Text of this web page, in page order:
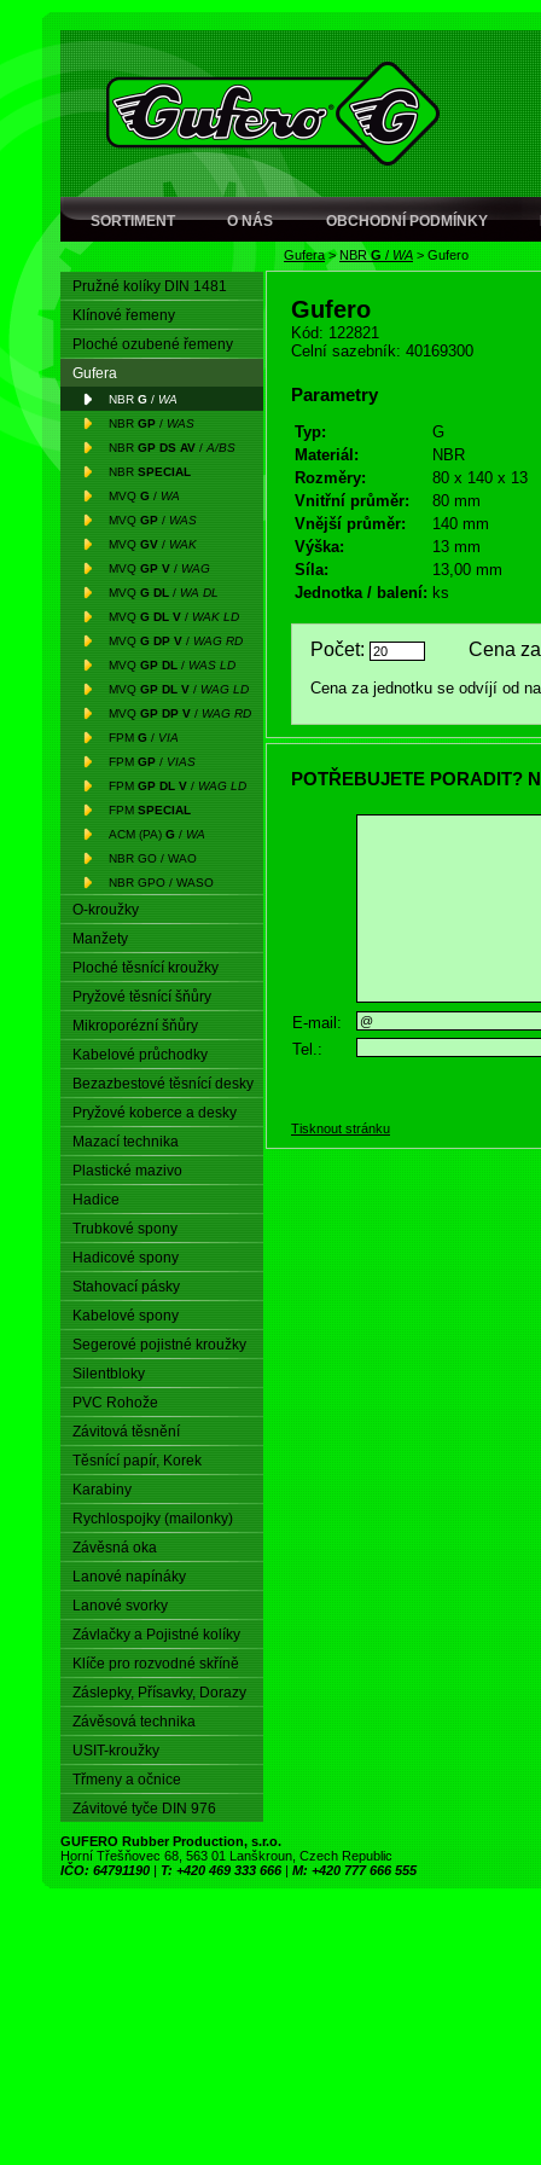
SORTIMENT O NÁS OBCHODNÍ PODMÍNKY
Gufera> NBRG / WA > Gufero
Pružné kolíky DIN 1481
Klínové řemeny
Ploché ozubené řemeny
Gufera
NBR G / WA
NBR GP / WAS
NBR GP DS AV / A/BS
NBR SPECIAL
MVQ G / WA
MVQ GP / WAS
MVQ GV / WAK
MVQ GP V / WAG
MVQ G DL / WA DL
MVQ G DL V / WAK LD
MVQ G DP V / WAG RD
MVQ GP DL / WAS LD
MVQ GP DL V / WAG LD
MVQ GP DP V / WAG RD
FPM G / VIA
FPM GP / VIAS
FPM GP DL V / WAG LD
FPM SPECIAL
ACM (PA) G / WA
NBR GO / WAO
NBR GPO / WASO
O-kroužky
Manžety
Ploché těsnící kroužky
Pryžové těsnící šňůry
Mikroporézní šňůry
Kabelové průchodky
Bezazbestové těsnící desky
Pryžové koberce a desky
Mazací technika
Plastické mazivo
Hadice
Trubkové spony
Hadicové spony
Stahovací pásky
Kabelové spony
Segerové pojistné kroužky
Silentbloky
PVC Rohože
Závitová těsnění
Těsnící papír, Korek
Karabiny
Rychlospojky (mailonky)
Závěsná oka
Lanové napínáky
Lanové svorky
Závlačky a Pojistné kolíky
Klíče pro rozvodné skříně
Záslepky, Přísavky, Dorazy
Závěsová technika
USIT-kroužky
Třmeny a očnice
Závitové tyče DIN 976
Gufero
Kód: 122821
Celní sazebník: 40169300
Parametry
Typ:
G
Materiál:
NBR
Rozměry:
80 x 140 x 13
Vnitřní průměr:
80 mm
Vnější průměr:
140 mm
Výška:
13 mm
Síla:
13,00 mm
Jednotka / balení: ks
Počet: Cena za
Cena za jednotku se odvíjí od
POTŘEBUJETE PORADIT?
E-mail:
Tel.:
Tisknout stránku
GUFERO Rubber Production, s.r.o.
Horní Třešňovec 68, 563 01 Lanškroun, Czech Republic
IČO: 64791190 | T: +420 469 333 666 | M: +420 777 666 555